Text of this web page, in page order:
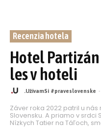
Recenzia hotela
Hotel Partizán
les v hoteli
.UžívamSi #praveslovenske -
Záver roka 2022 patril u
Slovensku. A priamo v
Nízkych Tatier na Táľoch,